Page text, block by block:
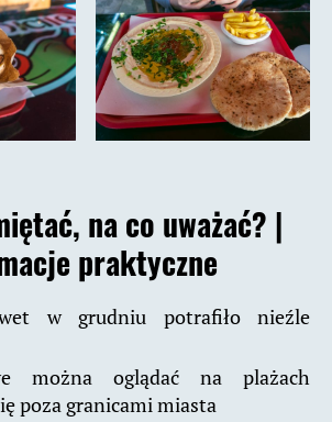
na co uważać? |
praktyczne
w grudniu potrafiło nieźle
można oglądać na plażach
poza granicami miasta